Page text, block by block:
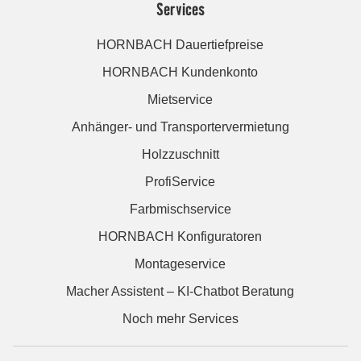
Services
HORNBACH Dauertiefpreise
HORNBACH Kundenkonto
Mietservice
Anhänger- und Transportervermietung
Holzzuschnitt
ProfiService
Farbmischservice
HORNBACH Konfiguratoren
Montageservice
Macher Assistent – KI-Chatbot Beratung
Noch mehr Services